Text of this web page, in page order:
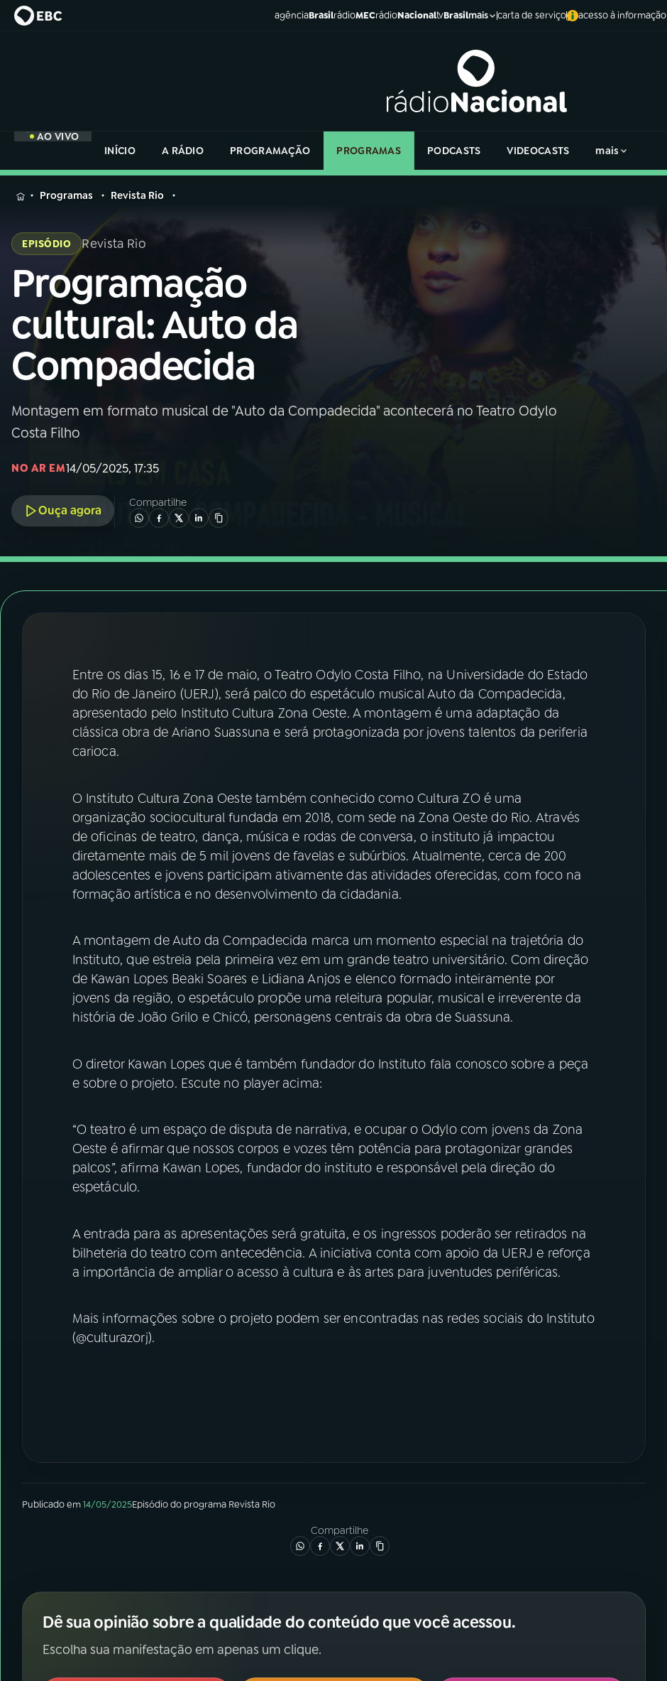
agênciaBrasilrádioMECrádioNacionaltvBrasilmais carta de serviço acesso à informação
AO VIVO
INÍCIO
A RÁDIO PROGRAMAÇÃO PROGRAMAS PODCASTS VIDEOCASTS mais
MENU
Buscar
na
Rádio
Nacional
AO VIVO
01INÍCIO
A RÁDIO
04PROGRAMAS
06VIDEOCASTS
FESTIVAL DE MÚSICA
ACOMPANHE A RÁDIO NACIONAL
Instagram X
na
Rádio
Programas Revista Rio
EPISÓDIO Revista Rio
Programação
cultural: Auto da
Compadecida
Montagem em formato musical de "Auto da Compadecida" acontecerá no Teatro Odylo
Costa Filho
NO AR EM14/05/2025, 17:35
Ouça agora
Compartilhe
Entre os dias 15, 16 e 17 de maio, o Teatro Odylo Costa Filho, na Universidade do Estado
do Rio de Janeiro (UERJ), será palco do espetáculo musical Auto da Compadecida,
apresentado pelo Instituto Cultura Zona Oeste. A montagem é uma adaptação da
clássica obra de Ariano Suassuna e será protagonizada por jovens talentos da periferia
carioca.
O Instituto Cultura Zona Oeste também conhecido como Cultura ZO é uma
organização sociocultural fundada em 2018, com sede na Zona Oeste do Rio. Através
de oficinas de teatro, dança, música e rodas de conversa, o instituto já impactou
diretamente mais de 5 mil jovens de favelas e subúrbios. Atualmente, cerca de 200
adolescentes e jovens participam ativamente das atividades oferecidas, com foco na
formação artística e no desenvolvimento da cidadania.
A montagem de Auto da Compadecida marca um momento especial na trajetória do
Instituto, que estreia pela primeira vez em um grande teatro universitário. Com direção
de Kawan Lopes Beaki Soares e Lidiana Anjos e elenco formado inteiramente por
jovens da região, o espetáculo propõe uma releitura popular, musical e irreverente da
história de João Grilo e Chicó, personagens centrais da obra de Suassuna.
O diretor Kawan Lopes que é também fundador do Instituto fala conosco sobre a peça
e sobre o projeto. Escute no player acima:
“O teatro é um espaço de disputa de narrativa, e ocupar o Odylo com jovens da Zona
Oeste é afirmar que nossos corpos e vozes têm potência para protagonizar grandes
palcos”, afirma Kawan Lopes, fundador do instituto e responsável pela direção do
espetáculo.
A entrada para as apresentações será gratuita, e os ingressos poderão ser retirados na
bilheteria do teatro com antecedência. A iniciativa conta com apoio da UERJ e reforça
a importância de ampliar o acesso à cultura e às artes para juventudes periféricas.
Mais informações sobre o projeto podem ser encontradas nas redes sociais do Instituto
(@culturazorj).
Publicado em14/05/2025Episódiodo programa Revista Rio
Compartilhe
Dê sua opinião sobre a qualidade do conteúdo que você acessou.
Escolha sua manifestação em apenas um clique.